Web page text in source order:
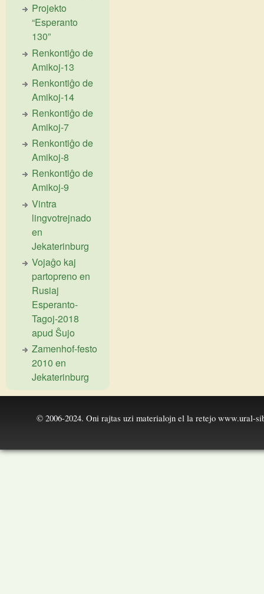
Projekto
“Esperanto
130”
Renkontiĝo de
Amikoj-13
Renkontiĝo de
Amikoj-14
Renkontiĝo de
Amikoj-7
Renkontiĝo de
Amikoj-8
Renkontiĝo de
Amikoj-9
Vintra
lingvotrejnado
en
Jekaterinburg
Vojaĝo kaj
partopreno en
Rusiaj
Esperanto-
Tagoj-2018
apud Ŝujo
Zamenhof-festo
2010 en
Jekaterinburg
© 2006-2024. Oni rajtas uzi materialojn el la retejo www.ural-